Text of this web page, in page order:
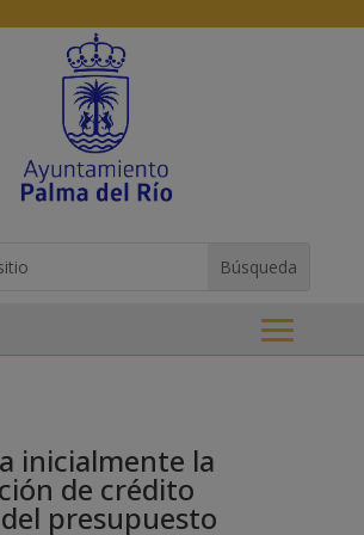
inicialmente la
de crédito
presupuesto